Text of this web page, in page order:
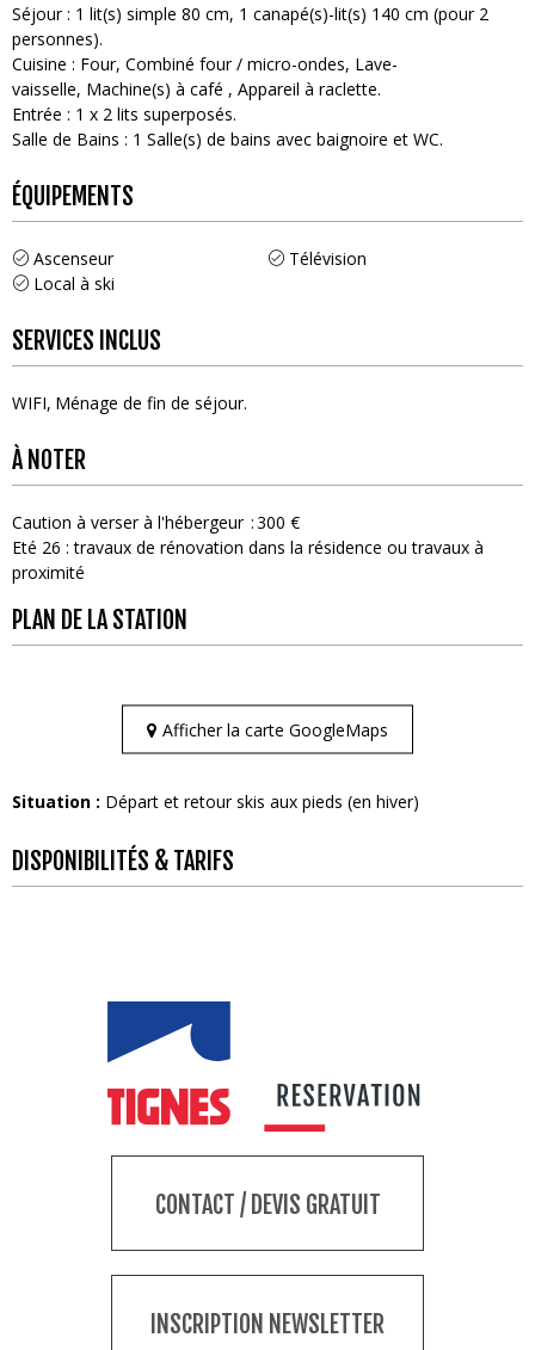
Séjour: 1 lit(s) simple 80 cm 1 canapé(s)-lit(s) 140 cm (pour 2
personnes)
Cuisine : Four Combiné four / micro-ondes Lave-
vaisselle Machine(s) à café
Appareil à raclette
Entrée : 1 x 2 lits superposés
Salle de Bains : 1 Salle(s) de bains avec baignoire et WC
ÉQUIPEMENTS
Ascenseur
Télévision
Local à ski
SERVICES INCLUS
WIFI Ménage de fin de séjour
À NOTER
Caution à verser à l'hébergeur 300 €
Eté 26 : travaux de rénovation dans la résidence ou travaux à
proximité
PLAN DE LA STATION
Afficher la carte GoogleMaps
Situation : Départ et retour skis aux pieds (en hiver)
DISPONIBILITÉS & TARIFS
CONTACT / DEVIS GRATUIT
INSCRIPTION NEWSLETTER